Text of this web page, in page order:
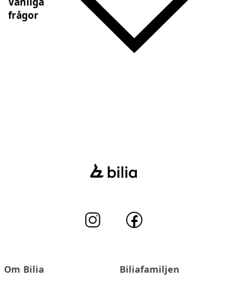
frågor
Om Bilia Biliafamiljen